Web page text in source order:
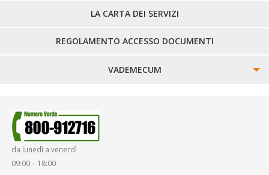
LA CARTA DEI SERVIZI
REGOLAMENTO ACCESSO DOCUMENTI
VADEMECUM
SMARRIMENTO OGGETTI
da lunedì a venerdì
09:00 – 18:00